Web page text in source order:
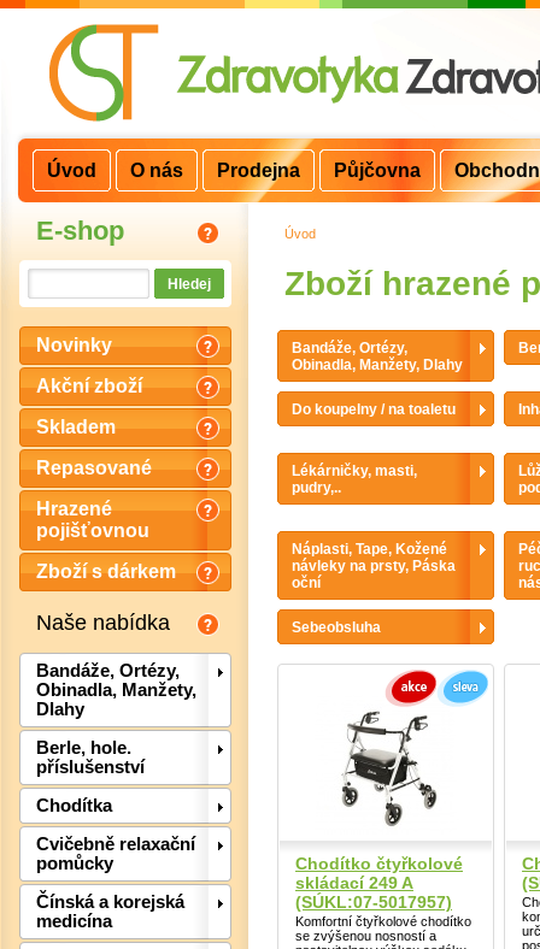
E-shop
Novinky
Akční zboží
Skladem
Repasované
Hrazené
pojišťovnou
Zboží s dárkem
Naše nabídka
Bandáže, Ortézy,
Obinadla, Manžety,
Dlahy
Berle, hole.
příslušenství
Chodítka
Cvičebně relaxační
pomůcky
Čínská a korejská
medicína
Úvod
Zboží hrazené
Bandáže, Ortézy,
Obinadla, Manžety, Dlahy
Do koupelny / na toaletu
Lékárničky, masti,
pudry,..
Náplasti, Tape, Kožené
návleky na prsty, Páska
oční
Sebeobsluha
Chodítko čtyřkolové
skládací 249 A
(SÚKL:07-5017957)
Komfortní čtyřkolové chodítko
se zvýšenou nosností a
Úvod O nás Prodejna Půjčovna